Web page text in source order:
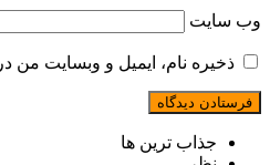
وب‌ سایت
ذخیره نام، ایمیل و وبسایت من
جذاب ترین ها